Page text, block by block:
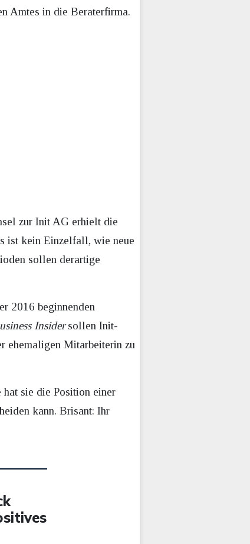
Amtes in die Beraterfirma.
zur Init AG erhielt die
ist kein Einzelfall, wie neue
sollen derartige
2016 beginnenden
Insidersollen Init-
ehemaligen Mitarbeiterin zu
sie die Position einer
kann. Brisant: Ihr